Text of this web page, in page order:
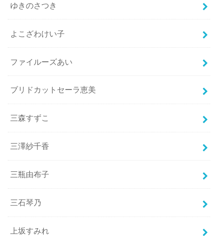
ゆきのさつき
よこざわけい子
ファイルーズあい
ブリドカットセーラ恵美
三森すずこ
三澤紗千香
三瓶由布子
三石琴乃
上坂すみれ